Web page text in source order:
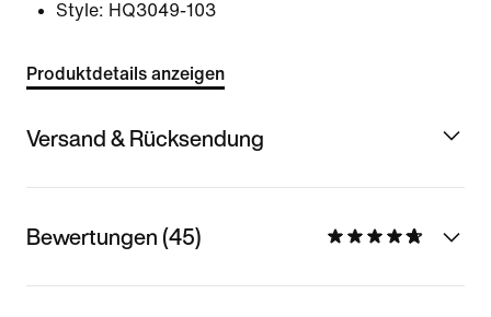
Style: HQ3049-103
Produktdetails anzeigen
Versand & Rücksendung
Bewertungen (45)